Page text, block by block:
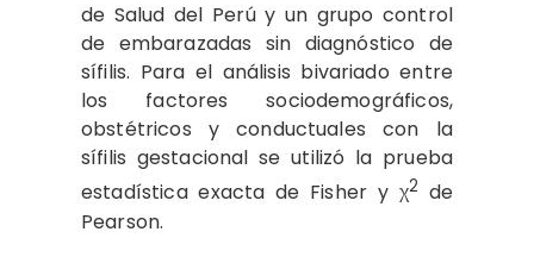
de Salud del Perú y un grupo control
de embarazadas sin diagnóstico de
sífilis. Para el análisis bivariado entre
los factores sociodemográficos,
obstétricos y conductuales con la
sífilis gestacional se utilizó la prueba
estadística exacta de Fisher y χ2 de
Pearson.